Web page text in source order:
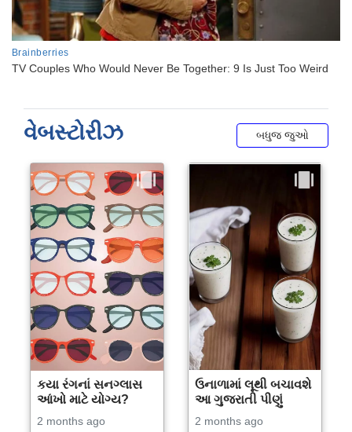
વેબસ્ટોરીઝ બધુજ જુઓ
કયા રંગનાં સનગ્લાસ
આંખો માટે યોગ્ય?
2 months ago
ઉનાળામાં લૂથી બચાવશે
આ ગુજરાતી પીણું
2 months ago